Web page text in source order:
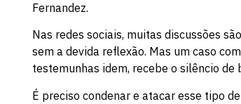
Fernandez.
Nas redes sociais, muitas discussões
sem a devida reflexão. Mas um caso
testemunhas idem, recebe o silêncio
É preciso condenar e atacar esse tipo